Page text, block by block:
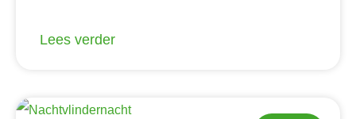
Lees verder